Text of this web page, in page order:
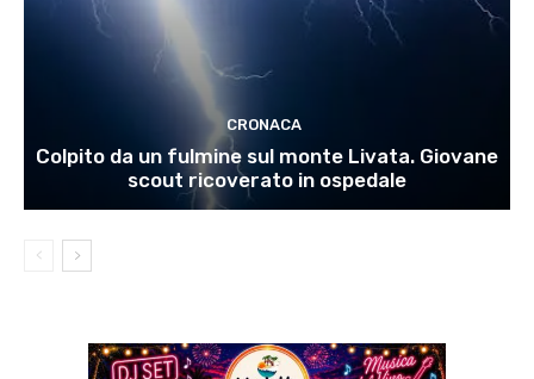
CRONACA
Colpito da un fulmine sul monte Livata. Giovane
scout ricoverato in ospedale